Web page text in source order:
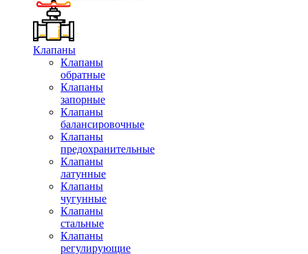
Клапаны
Клапаны
обратные
Клапаны
запорные
Клапаны
балансировочные
Клапаны
предохранительные
Клапаны
латунные
Клапаны
чугунные
Клапаны
стальные
Клапаны
регулирующие